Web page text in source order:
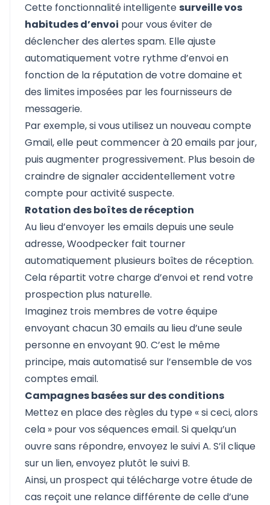
Cette fonctionnalité intelligentesurveille vos
habitudes d’envoi pour vous éviter de
déclencher des alertes spam. Elle ajuste
automatiquement votre rythme d’envoi en
fonction de la réputation de votre domaine et
des limites imposées par les fournisseurs de
messagerie.
Par exemple, si vous utilisez un nouveau compte
Gmail, elle peut commencer à 20 emails par jour,
puis augmenter progressivement. Plus besoin de
craindre de signaler accidentellement votre
compte pour activité suspecte.
Rotation des boîtes de réception
Au lieu d’envoyer les emails depuis une seule
adresse, Woodpecker fait tourner
automatiquement plusieurs boîtes de réception.
Cela répartit votre charge d’envoi et rend votre
prospection plus naturelle.
Imaginez trois membres de votre équipe
envoyant chacun 30 emails au lieu d’une seule
personne en envoyant 90. C’est le même
principe, mais automatisé sur l’ensemble de vos
comptes email.
Campagnes basées sur des conditions
Mettez en place des règles du type « si ceci, alors
cela » pour vos séquences email. Si quelqu’un
ouvre sans répondre, envoyez le suivi A. S’il clique
sur un lien, envoyez plutôt le suivi B.
Ainsi, un prospect qui télécharge votre étude de
cas reçoit une relance différente de celle d’une